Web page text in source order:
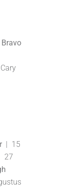
Bravo
Cary
| 15
27